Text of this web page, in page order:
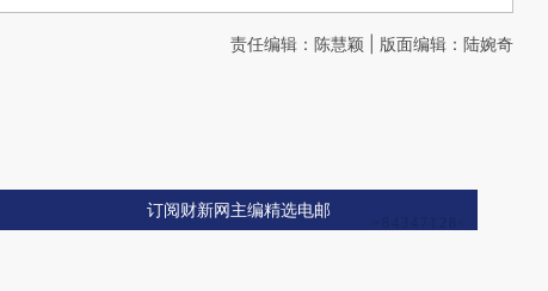
责任编辑：陈慧颖 | 版面编辑：陆婉奇
订阅财新网主编精选电邮